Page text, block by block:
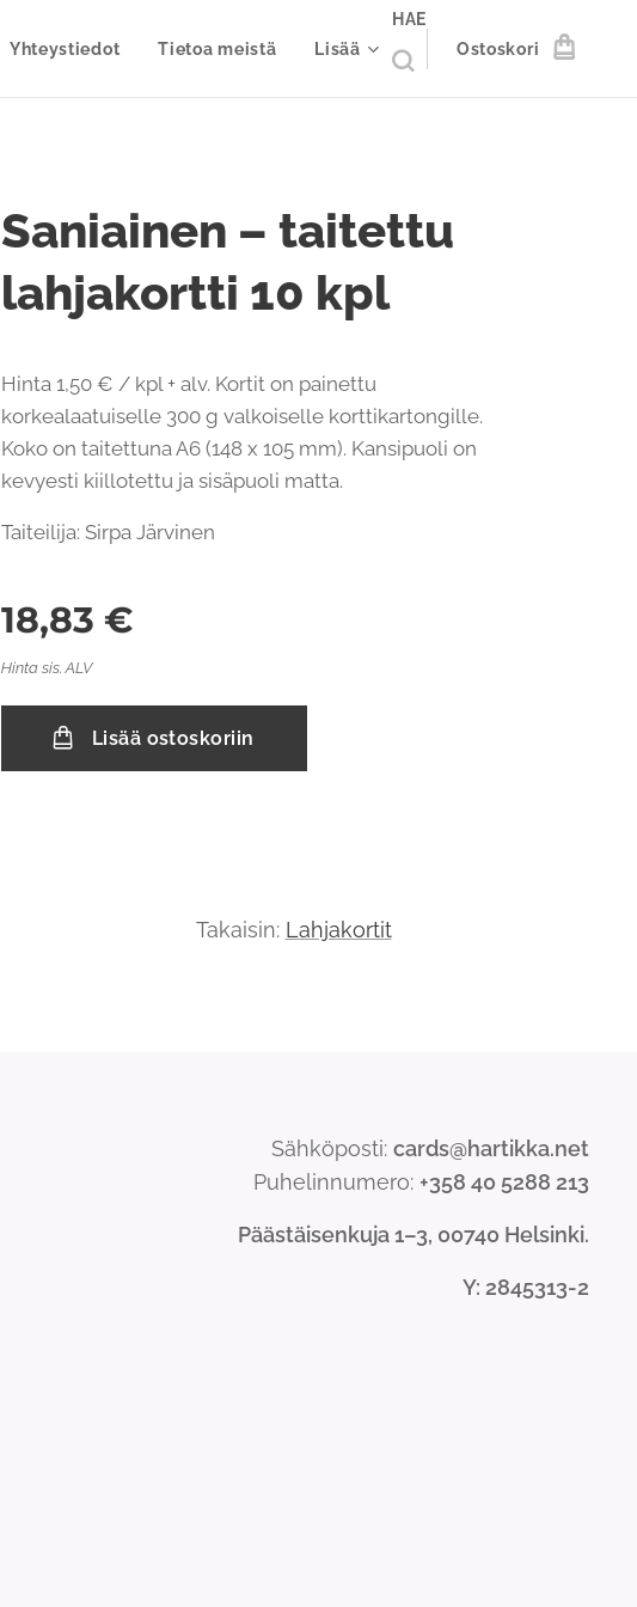
Yhteystiedot Tietoa meistä Lisää
HAE
Ostoskori
Saniainen – taitettu
lahjakortti 10 kpl
Hinta 1,50 € / kpl + alv. Kortit on painettu
korkealaatuiselle 300 g valkoiselle korttikartongille.
Koko on taitettuna A6 (148 x 105 mm). Kansipuoli on
kevyesti kiillotettu ja sisäpuoli matta.
Taiteilija: Sirpa Järvinen
18,83 €
Hinta sis. ALV
Lisää ostoskoriin
Takaisin: Lahjakortit
Sähköposti: cards@hartikka.net
Puhelinnumero: +358 40 5288 213
Päästäisenkuja 1–3, 00740 Helsinki.
Y: 2845313-2